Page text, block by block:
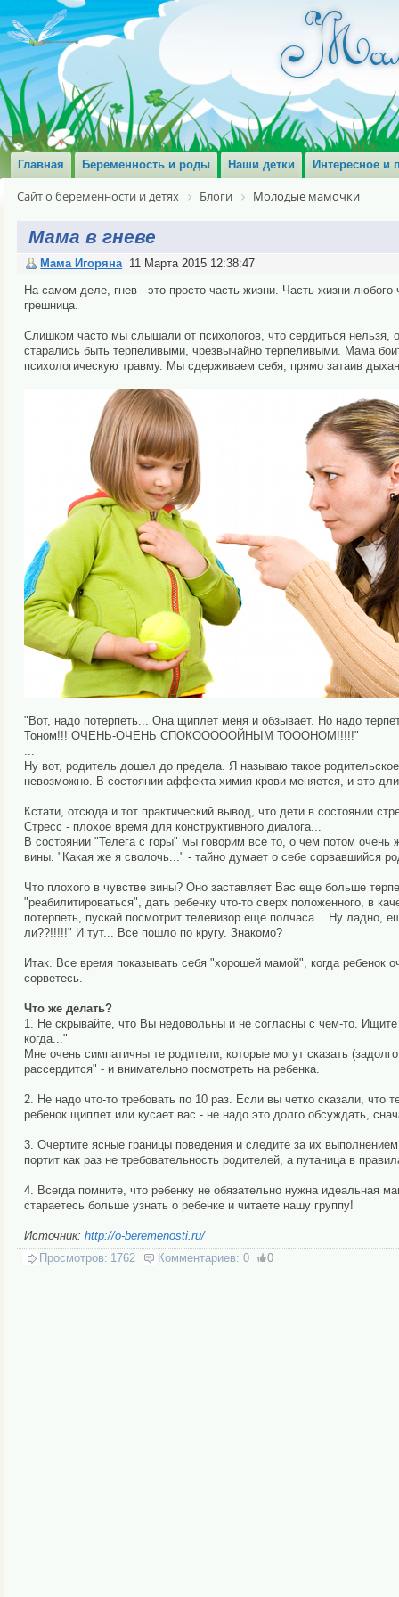
Главная Беременность и роды Наши детки Интересное и
Сайт о беременности и детях Блоги Молодые мамочки
Мама в гневе
Мама Игоряна 11 Марта 2015 12:38:47
На самом деле, гнев - это просто часть жизни. Часть жизни
грешница.
Слишком часто мы слышали от психологов, что сердиться нельзя,
старались быть терпеливыми, чрезвычайно терпеливыми. Мама
психологическую травму. Мы сдерживаем себя, прямо затаив
"Вот, надо потерпеть... Она щиплет меня и обзывает. Но надо
Тоном!!! ОЧЕНЬ-ОЧЕНЬ СПОКОООООЙНЫМ ТОООНОМ!!!!!"
Ну вот, родитель дошел до предела. Я называю такое
невозможно. В состоянии аффекта химия крови меняется, и это
Кстати, отсюда и тот практический вывод, что дети в состоянии
Стресс - плохое время для конструктивного диалога...
В состоянии "Телега с горы" мы говорим все то, о чем потом
вины. "Какая же я сволочь..." - тайно думает о себе сорвавшийся
Что плохого в чувстве вины? Оно заставляет Вас еще больше
"реабилитироваться", дать ребенку что-то сверх положенного,
потерпеть, пускай посмотрит телевизор еще полчаса... Ну ладно,
ли??!!!!!" И тут... Все пошло по кругу. Знакомо?
Итак. Все время показывать себя "хорошей мамой", когда ребенок
сорветесь.
Что же делать?
1. Не скрывайте, что Вы недовольны и не согласны с чем-то.
когда..."
Мне очень симпатичны те родители, которые могут сказать
рассердится" - и внимательно посмотреть на ребенка.
2. Не надо что-то требовать по 10 раз. Если вы четко сказали,
ребенок щиплет или кусает вас - не надо это долго обсуждать,
3. Очертите ясные границы поведения и следите за их
портит как раз не требовательность родителей, а путаница в
4. Всегда помните, что ребенку не обязательно нужна
стараетесь больше узнать о ребенке и читаете нашу группу!
Источник: http://o-beremenosti.ru/
Просмотров: 1762 Комментариев: 0 0